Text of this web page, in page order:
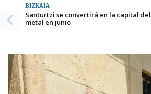
BIZKAIA
Santurtzi se convertirá en la capital del
metal en junio